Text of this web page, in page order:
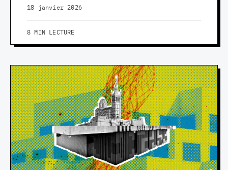
18 janvier 2026
8 MIN LECTURE